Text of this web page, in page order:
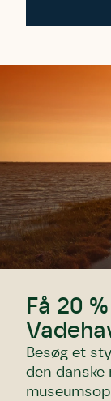
Få 20
Besøg et
den danske